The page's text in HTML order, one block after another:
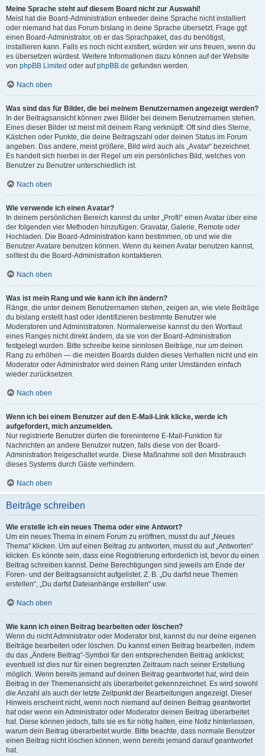
Meine Sprache steht auf diesem Board nicht zur Auswahl!
Meist hat die Board-Administration entweder deine Sprache nicht installiert
oder niemand hat das Forum bislang in deine Sprache übersetzt. Frage ggf.
einen Board-Administrator, ob er das Sprachpaket, das du benötigst,
installieren kann. Falls es noch nicht existiert, würden wir uns freuen, wenn du
es übersetzen würdest. Weitere Informationen dazu können auf der Website
von phpBB Limited oder aufphpBB.de gefunden werden.
Nach oben
Was sind das für Bilder, die bei meinem Benutzernamen angezeigt werden?
In der Beitragsansicht können zwei Bilder bei deinem Benutzernamen stehen.
Eines dieser Bilder ist meist mit deinem Rang verknüpft: Oft sind dies Sterne,
Kästchen oder Punkte, die deine Beitragszahl oder deinen Status im Forum
angeben. Das andere, meist größere, Bild wird auch als „Avatar“ bezeichnet.
Es handelt sich hierbei in der Regel um ein persönliches Bild, welches von
Benutzer zu Benutzer unterschiedlich ist.
Nach oben
Wie verwende ich einen Avatar?
In deinem persönlichen Bereich kannst du unter „Profil“ einen Avatar über eine
der folgenden vier Methoden hinzufügen: Gravatar, Galerie, Remote oder
Hochladen. Die Board-Administration kann bestimmen, ob und wie die
Benutzer Avatare benutzen können. Wenn du keinen Avatar benutzen kannst,
solltest du die Board-Administration kontaktieren.
Nach oben
Was ist mein Rang und wie kann ich ihn ändern?
Ränge, die unter deinem Benutzernamen stehen, zeigen an, wie viele Beiträge
du bislang erstellt hast oder identifizieren bestimmte Benutzer wie
Moderatoren und Administratoren. Normalerweise kannst du den Wortlaut
eines Ranges nicht direkt ändern, da sie von der Board-Administration
festgelegt wurden. Bitte schreibe keine sinnlosen Beiträge, nur um deinen
Rang zu erhöhen — die meisten Boards dulden dieses Verhalten nicht und ein
Moderator oder Administrator wird deinen Rang unter Umständen einfach
wieder zurücksetzen.
Nach oben
Wenn ich bei einem Benutzer auf den E-Mail-Link klicke, werde ich
aufgefordert, mich anzumelden.
Nur registrierte Benutzer dürfen die foreninterne E-Mail-Funktion für
Nachrichten an andere Benutzer nutzen, falls diese von der Board-
Administration freigeschaltet wurde. Diese Maßnahme soll den Missbrauch
dieses Systems durch Gäste verhindern.
Nach oben
Beiträge schreiben
Wie erstelle ich ein neues Thema oder eine Antwort?
Um ein neues Thema in einem Forum zu eröffnen, musst du auf „Neues
Thema“ klicken. Um auf einen Beitrag zu antworten, musst du auf „Antworten“
klicken. Es könnte sein, dass eine Registrierung erforderlich ist, bevor du einen
Beitrag schreiben kannst. Deine Berechtigungen sind jeweils am Ende der
Foren- und der Beitragsansicht aufgelistet. Z. B. „Du darfst neue Themen
erstellen“, „Du darfst Dateianhänge erstellen“ usw.
Nach oben
Wie kann ich einen Beitrag bearbeiten oder löschen?
Wenn du nicht Administrator oder Moderator bist, kannst du nur deine eigenen
Beiträge bearbeiten oder löschen. Du kannst einen Beitrag bearbeiten, indem
du das „Ändere Beitrag“-Symbol für den entsprechenden Beitrag anklickst;
eventuell ist dies nur für einen begrenzten Zeitraum nach seiner Erstellung
möglich. Wenn bereits jemand auf deinen Beitrag geantwortet hat, wird dein
Beitrag in der Themenansicht als überarbeitet gekennzeichnet. Es wird sowohl
die Anzahl als auch der letzte Zeitpunkt der Bearbeitungen angezeigt. Dieser
Hinweis erscheint nicht, wenn noch niemand auf deinen Beitrag geantwortet
hat oder wenn ein Administrator oder Moderator deinen Beitrag überarbeitet
hat. Diese können jedoch, falls sie es für nötig halten, eine Notiz hinterlassen,
warum dein Beitrag überarbeitet wurde. Bitte beachte, dass normale Benutzer
einen Beitrag nicht löschen können, wenn bereits jemand darauf geantwortet
hat.